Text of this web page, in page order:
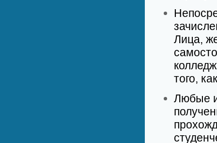
Лица,
того,
Любые